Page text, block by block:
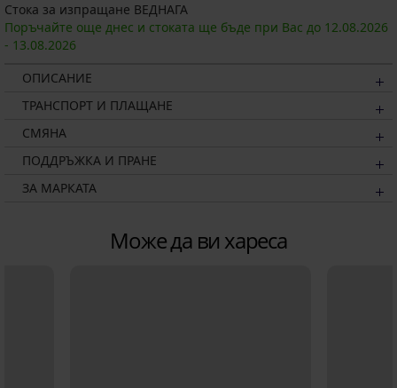
Стока за изпращане ВЕДНАГА
Поръчайте още днес и стоката ще бъде при Вас до 12.08.2026
- 13.08.2026
ОПИСАНИЕ
ТРАНСПОРТ И ПЛАЩАНЕ
СМЯНА
ПОДДРЪЖКА И ПРАНЕ
ЗА МАРКАТА
Може да ви хареса